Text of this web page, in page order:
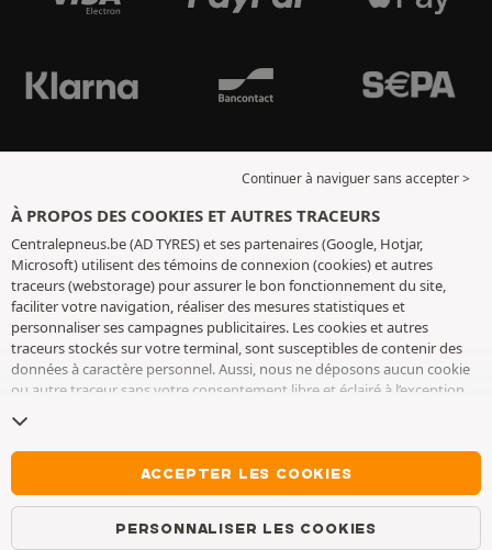
Continuer à naviguer sans accepter >
À PROPOS DES COOKIES ET AUTRES TRACEURS
Centralepneus.be (AD TYRES) et ses partenaires (Google, Hotjar,
Microsoft) utilisent des témoins de connexion (cookies) et autres
traceurs (webstorage) pour assurer le bon fonctionnement du site,
faciliter votre navigation, réaliser des mesures statistiques et
personnaliser ses campagnes publicitaires. Les cookies et autres
traceurs stockés sur votre terminal, sont susceptibles de contenir des
données à caractère personnel. Aussi, nous ne déposons aucun cookie
ou autre traceur sans votre consentement libre et éclairé à l’exception
conservons votre choix pendant 6 mois. Vous pouvez retirer votre
consentement à tout moment en vous rendant sur lapage cookies et
. Vous pouvez choisir de continuer à naviguer sans
accepter le dépôt de cookies ou autres traceurs. Le refus ne fait pas
obstacle à l’accès aux services AD TYRES. Pour plus d’informations, nous
vous invitons à consulterla page cookies et autres traceurs
ACCEPTER LES COOKIES
PERSONNALISER LES COOKIES